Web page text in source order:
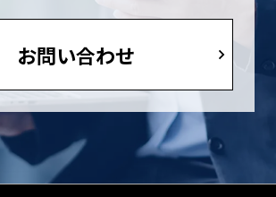
お問い合わせ